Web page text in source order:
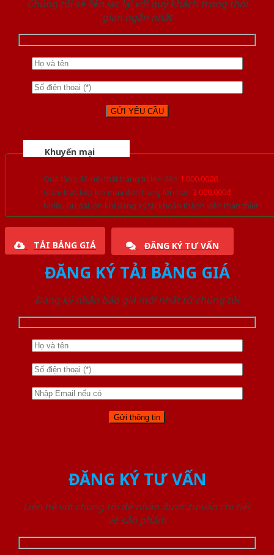
Chúng tôi sẽ liên lạc lại với quý khách trong thời
gian ngắn nhất
Khuyến mại
Quà tặng đồ nội thất trang trí lên đến 1.000.000đ
Giảm trực tiếp khi mua đơn hàng lớn hơn 3.000.000đ
Nhiều ưu đãi lớn khi đăng ký tài khoản thành viên thân thiết
TẢI BẢNG GIÁ ĐĂNG KÝ TƯ VẤN
ĐĂNG KÝ TẢI BẢNG GIÁ
Đăng ký nhận báo giá mới nhất từ chúng tôi
ĐĂNG KÝ TƯ VẤN
Liên hệ với chúng tôi để nhận được tư vấn chi tiết
về sản phẩm